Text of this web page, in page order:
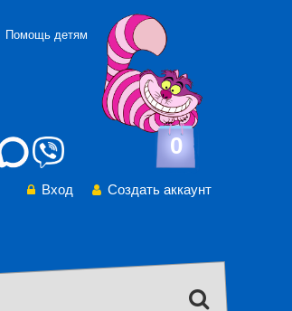
Помощь детям
0
Вход Создать аккаунт